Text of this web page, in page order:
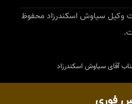
وکیل سیاوش اسکندرزاد محفوظ
آقای سیاوش اسکندرزاد
فوری